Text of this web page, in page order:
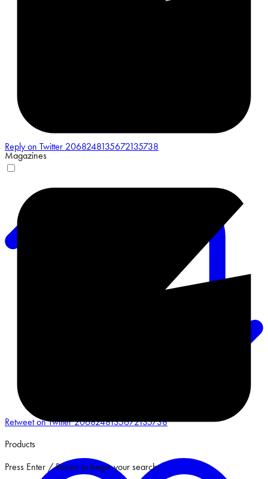
Reply on Twitter 2068248135672135738
Retweet on Twitter 2068248135672135738
Magazines
Products
Press Enter / Return to begin your search.